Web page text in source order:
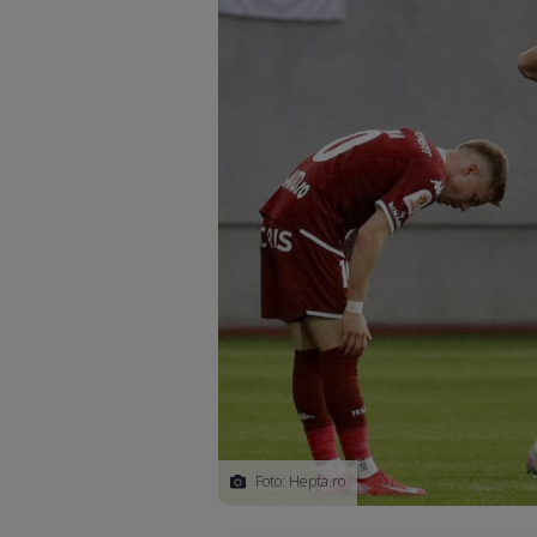
Foto: Hepta.ro